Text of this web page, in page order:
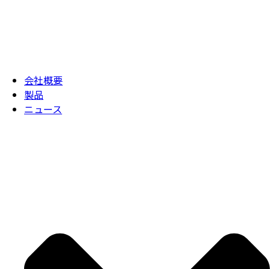
会社概要
製品
ニュース